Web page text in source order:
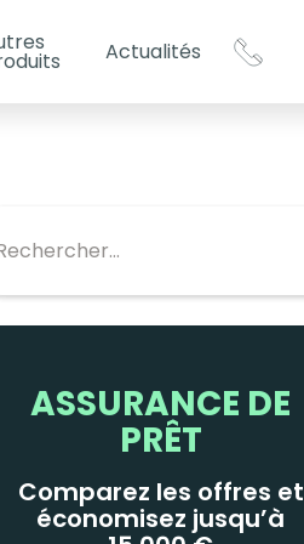
?
Actualités
ASSURANCE DE
PRÊT
Comparez les offres et
économisez jusqu’à